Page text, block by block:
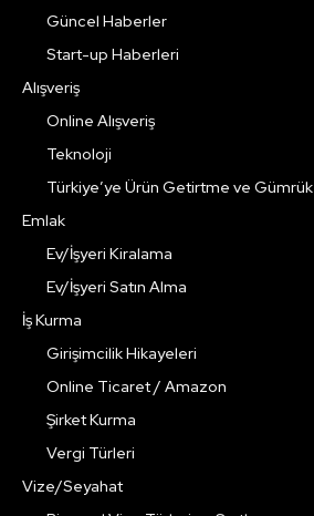
Güncel Haberler
Start-up Haberleri
Alışveriş
Online Alışveriş
Teknoloji
Türkiye’ye Ürün Getirtme ve Gümrük
Emlak
Ev/İşyeri Kiralama
Ev/İşyeri Satın Alma
İş Kurma
Girişimcilik Hikayeleri
Online Ticaret / Amazon
Şirket Kurma
Vergi Türleri
Vize/Seyahat